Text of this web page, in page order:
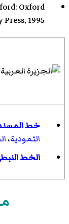
Oxford
1995.
خط
الثمودية،
الخط